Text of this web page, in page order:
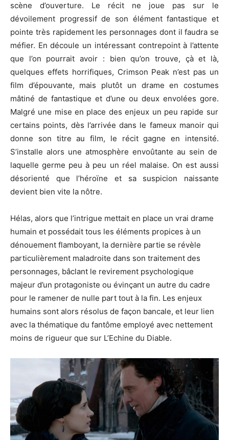
scène d’ouverture. Le récit ne joue pas sur le
dévoilement progressif de son élément fantastique et
pointe très rapidement les personnages dont il faudra se
méfier. En découle un intéressant contrepoint à l’attente
que l’on pourrait avoir : bien qu’on trouve, çà et là,
quelques effets horrifiques, Crimson Peak n’est pas un
film d’épouvante, mais plutôt un drame en costumes
mâtiné de fantastique et d’une ou deux envolées gore.
Malgré une mise en place des enjeux un peu rapide sur
certains points, dès l’arrivée dans le fameux manoir qui
donne son titre au film, le récit gagne en intensité.
S’installe alors une atmosphère envoûtante au sein de
laquelle germe peu à peu un réel malaise. On est aussi
désorienté que l’héroïne et sa suspicion naissante
devient bien vite la nôtre.
Hélas, alors que l’intrigue mettait en place un vrai drame
humain et possédait tous les éléments propices à un
dénouement flamboyant, la dernière partie se révèle
particulièrement maladroite dans son traitement des
personnages, bâclant le revirement psychologique
majeur d’un protagoniste ou évinçant un autre du cadre
pour le ramener de nulle part tout à la fin. Les enjeux
humains sont alors résolus de façon bancale, et leur lien
avec la thématique du fantôme employé avec nettement
moins de rigueur que sur L’Echine du Diable.